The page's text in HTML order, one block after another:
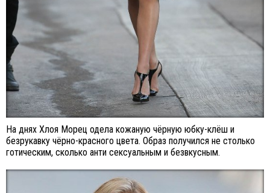
На днях Хлоя Морец одела кожаную чёрную юбку-клёш и
безрукавку чёрно-красного цвета. Образ получился не столько
готическим, сколько анти сексуальным и безвкусным.